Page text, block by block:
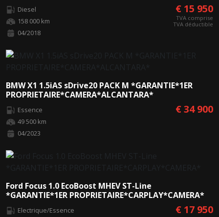
Diesel
158 000 km
04/2018
€ 15 950
TVA comprise
TVA déductible
BMW X1 1.5iAS sDrive20 PACK M *GARANTIE*1ER
PROPRIETAIRE*CAMERA*ALCANTARA*
Essence
49 500 km
04/2023
€ 34 900
Ford Focus 1.0 EcoBoost MHEV ST-Line
*GARANTIE*1ER PROPRIETAIRE*CARPLAY*CAMERA*
Electrique/Essence
€ 17 950